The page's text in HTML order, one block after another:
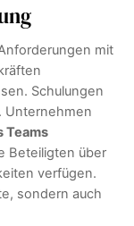
mit
Schulungen
Unternehmen
Teams
Beteiligten über
verfügen.
sondern auch